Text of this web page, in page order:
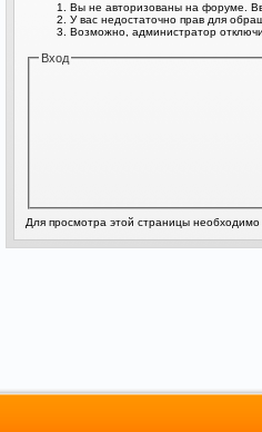
Вы не авторизованы на форуме.
У вас недостаточно прав для
Возможно, администратор
Вход
Для просмотра этой страницы необходимо